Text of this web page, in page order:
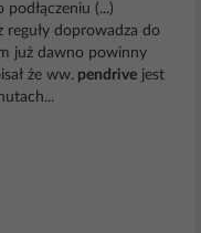
(...)
reguły doprowadza do
już dawno powinny
że ww. pendrive jest